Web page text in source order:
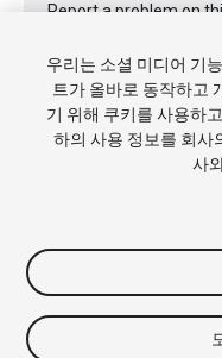
Report a problem on
매 금지
쿠키 기본
우리는 소셜 미디어 기
트가 올바로 동작하고
기 위해 쿠키를 사용하
하의 사용 정보를 회사
사